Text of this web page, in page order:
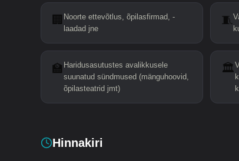
🏢 Noorte ettevõtlus, õpilasfirmad, -
laadad jne
🧵
🏫 Haridusasutustes avalikkusele
suunatud sündmused (mänguhoovid,
õpilasteatrid jmt)
🏛️
Hinnakiri